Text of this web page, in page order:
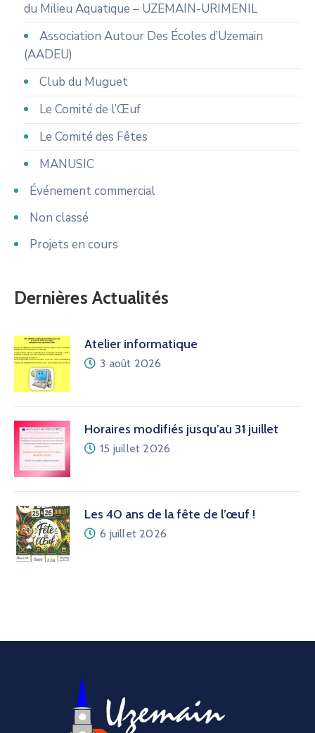
du Milieu Aquatique – UZEMAIN-URIMENIL
Association Autour Des Écoles d’Uzemain
(AADEU)
Club du Muguet
Le Comité de l’Œuf
Le Comité des Fêtes
MANUSIC
Événement commercial
Non classé
Projets en cours
Dernières Actualités
Atelier informatique
3 août 2026
Horaires modifiés jusqu’au 31 juillet
15 juillet 2026
Les 40 ans de la fête de l’œuf !
6 juillet 2026